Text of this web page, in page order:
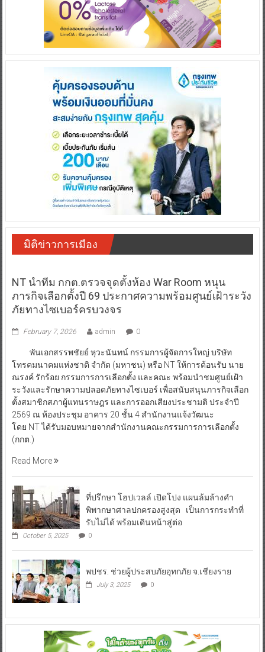
มิติข่าวการเมือง
NT นำทีม กกต.ตรวจจุดตั้งห้อง War Room หนุน
ภารกิจเลือกตั้งปี 69 ประกาศความพร้อมศูนย์เฝ้าระวัง
ภัยทางไซเบอร์ครบวงจร
February 7, 2026 admin 0
พันเอกสรรพชัยย์ หุวะนันทน์ กรรมการผู้จัดการใหญ่ บริษัท
โทรคมนาคมแห่งชาติ จำกัด (มหาชน) หรือ NT ให้การต้อนรับ นาย
ณรงค์ รักร้อย กรรมการการเลือกตั้ง และคณะ พร้อมนำชมศูนย์เฝ้า
ระวังและรักษาความปลอดภัยทางไซเบอร์ เพื่อสนับสนุนภารกิจเลือก
ตั้งสมาชิกสภาผู้แทนราษฎร และการออกเสียงประชามติ ประจำปี
2569 ณ ห้องประชุม อาคาร 20 ชั้น 4 สำนักงานแจ้งวัฒนะ
โดย NT ได้รับมอบหมายจากสำนักงานคณะกรรมการการเลือกตั้ง
(กกต.)
Read More
ที่ปรึกษา โฮปเวลล์ เปิดโปง แผนล้มล้างคำ
พิพากษาศาลปกครองสูงสุด เป็นการกระทำที่
รับไม่ได้ พร้อมเดินหน้าสู่ต่อ
October 5, 2025 0
พปชร. ช่วยผู้ประสบภัยอุทกภัย จ.เชียงราย
July 3, 2025 0